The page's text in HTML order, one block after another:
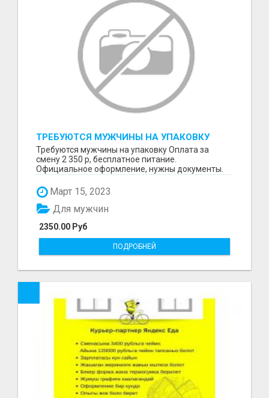
ТРЕБУЮТСЯ МУЖЧИНЫ НА УПАКОВКУ
Требуются мужчины на упаковку Оплата за
смену 2 350 р, бесплатное питание.
Официальное оформление, нужны документы.
Март 15, 2023
2350.00 Руб
Для мужчин
ПОДРОБНЕЙ